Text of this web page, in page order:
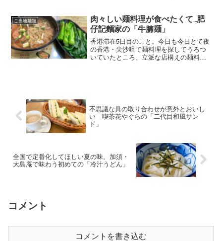
屋 本店」。「ほうとう」に素朴な郷土料
理のイメージを持っ...
ご当地麺類
肉々しい麺料理が食べたくて…肥
仔記麵家の「牛腩麺」
香港滞在5日目のこと。今日も今日とて夜
の香港・尖沙咀で麺料理を探してうろつ
いていたところ、立派な店構えの麺料理
不思議な具の取り合わせが意外とおいし
い 喫茶花やぐらの「二代目和風サン
ド」
全国で定番化してほしい夏の味。加須・
大島庵で味わう初めての「冷汁うどん」
コメント
コメントを書き込む